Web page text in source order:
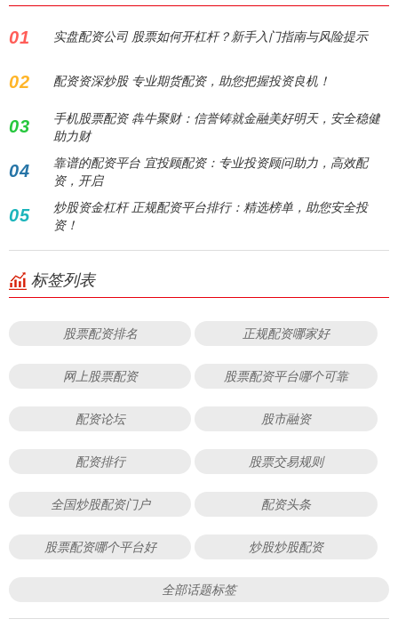
01 实盘配资公司 股票如何开杠杆？新手入门指南与风险提示
02 配资资深炒股 专业期货配资，助您把握投资良机！
03
手机股票配资 犇牛聚财：信誉铸就金融美好明天，安全稳健
助力财
04
靠谱的配资平台 宜投顾配资：专业投资顾问助力，高效配
资，开启
05
炒股资金杠杆 正规配资平台排行：精选榜单，助您安全投
资！
标签列表
股票配资排名 正规配资哪家好
网上股票配资 股票配资平台哪个可靠
配资论坛 股市融资
配资排行 股票交易规则
全国炒股配资门户 配资头条
股票配资哪个平台好 炒股炒股配资
全部话题标签